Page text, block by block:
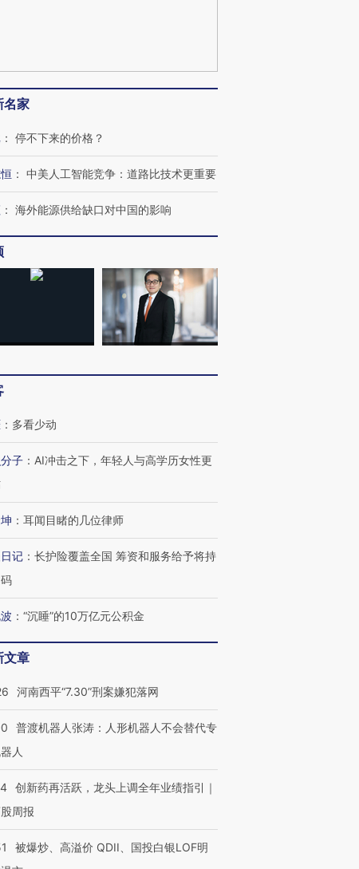
是“人道危
裂西班牙
128毫米 紧急转移近
雨 3小时累计雨量超80毫
米
第四届链博
“链”接产
【商旅对话】华住集团
名家
： 停不下来的价格？
： 中美人工智能竞争：道路比技术更重要
： 海外能源供给缺口对中国的影响
： 多看少动
子 ： AI冲击之下，年轻人与高学历女性更
： 耳闻目睹的几位律师
记 ： 长护险覆盖全国 筹资和服务给予将持
： “沉睡”的10万亿元公积金
文章
河南西平“7.30”刑案嫌犯落网
普渡机器人张涛：人形机器人不会替代专
人
创新药再活跃，龙头上调全年业绩指引｜
周报
被爆炒、高溢价 QDII、国投白银LOF明